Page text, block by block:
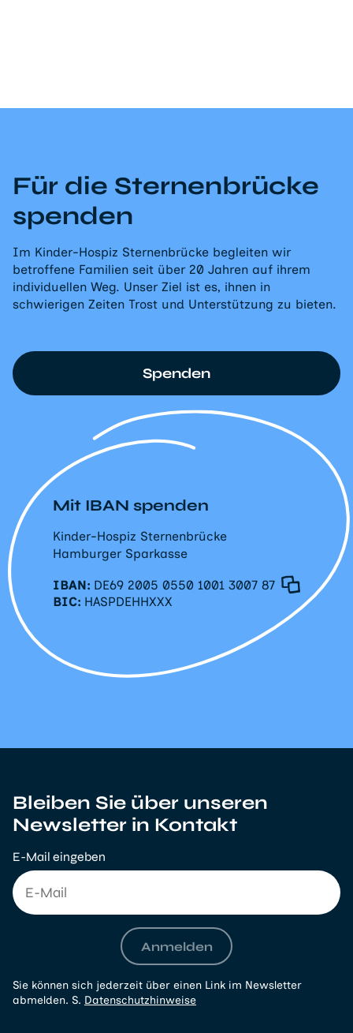
Für die Sternenbrücke
spenden
Im Kinder-Hospiz Sternenbrücke begleiten wir
betroffene Familien seit über 20 Jahren auf ihrem
individuellen Weg. Unser Ziel ist es, ihnen in
schwierigen Zeiten Trost und Unterstützung zu bieten.
Mit IBAN spenden
Kinder-Hospiz Sternenbrücke
Hamburger Sparkasse
IBAN: DE69 2005 0550 1001 3007 87
BIC: HASPDEHHXXX
Spenden
Bleiben Sie über unseren
Newsletter in Kontakt
E-Mail eingeben
Anmelden
Sie können sich jederzeit über einen Link im Newsletter
abmelden. S. Datenschutzhinweise